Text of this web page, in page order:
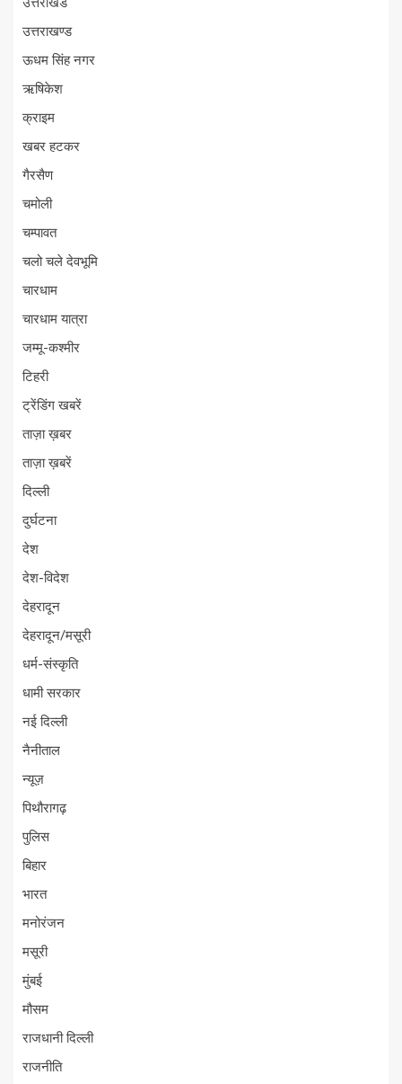
उत्तराखण्ड
ऊधम सिंह नगर
ऋषिकेश
क्राइम
खबर हटकर
गैरसैण
चमोली
चम्पावत
चलो चले देवभूमि
चारधाम
चारधाम यात्रा
जम्मू-कश्मीर
टिहरी
ट्रेंडिंग खबरें
ताज़ा ख़बर
ताज़ा ख़बरें
दिल्ली
दुर्घटना
देश
देश-विदेश
देहरादून
देहरादून/मसूरी
धर्म-संस्कृति
धामी सरकार
नई दिल्ली
नैनीताल
न्यूज़
पिथौरागढ़
पुलिस
बिहार
भारत
मनोरंजन
मसूरी
मुंबई
मौसम
राजधानी दिल्ली
राजनीति